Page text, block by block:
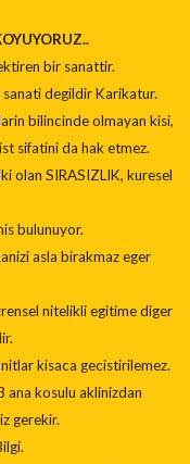
bir sanattir.
degildir Karikatur.
bilincinde olmayan kisi,
sifatini da hak etmez.
olan SIRASIZLIK, kuresel
bulunuyor.
asla birakmaz eger
nitelikli egitime diger
kisaca gecistirilemez.
kosulu aklinizdan
gerekir.